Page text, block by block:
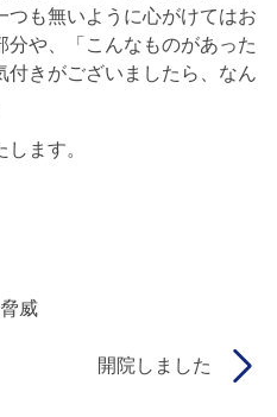
つも無いように心がけてはお
分や、「こんなものがあった
付きがございましたら、なん
ます。
威
開院しました